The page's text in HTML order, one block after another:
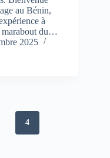
au Bénin,
à
marabout du…
2025
4